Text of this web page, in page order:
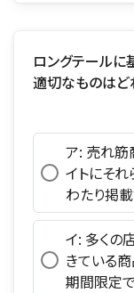
ロングテールに
適切なものはど
ア: 売れ筋
イトにそ
わたり掲載
イ: 多くの
きている
期間限定